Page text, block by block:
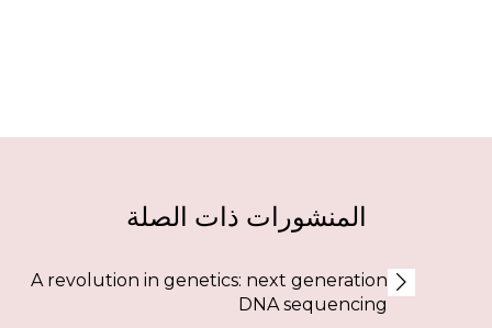
المنشورات ذات الصلة
A revolution in genetics: next generation
DNA sequencing